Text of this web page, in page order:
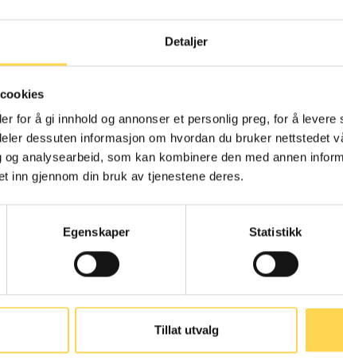
Detaljer
for å gi innhold og annonser et personlig preg, for å
dessuten informasjon om hvordan du bruker nettstedet
analysearbeid, som kan kombinere den med annen
inn gjennom din bruk av tjenestene deres.
Egenskaper Statistikk
Tillat utvalg
Benestad Anderssen
, kontrakts- og boligrett
Henrik
Energi, petroleum